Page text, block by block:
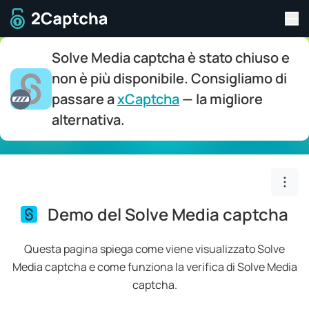
Alla home
Solve Media captcha è stato chiuso e
non è più disponibile. Consigliamo di
passare axCaptcha— la migliore
alternativa.
Demo del Solve Media captcha
Questa pagina spiega come viene visualizzato Solve
Media captcha e come funziona la verifica di Solve Media
captcha.